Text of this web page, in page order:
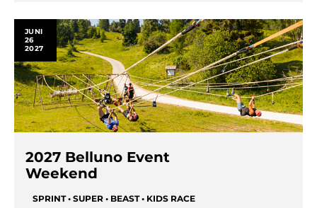
JUNI
26
2027
2027 Belluno Event
Weekend
SPRINT • SUPER • BEAST • KIDS RACE